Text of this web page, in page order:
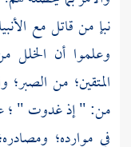
نبإ من قاتل مع
وعلموا أن الخلل
المتقين؛ من
من: " إذ غدوت " ؛
في موارده؛